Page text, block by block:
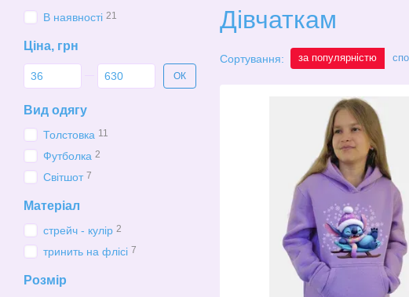
Дівчаткам
Сортування: за популярністю
В наявності 21
Ціна, грн
Від Ціна, грн
До Ціна, грн ОК
Вид одягу
Толстовка 11
Футболка 2
Світшот 7
Матеріал
стрейч - кулір 2
тринить на флісі 7
Розмір